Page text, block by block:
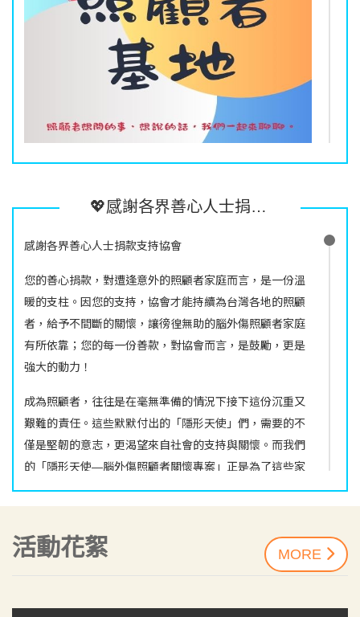
再親密的家人、朋友,也不見得了解我們的心情,每位照顧者
所承受的壓力不同,面臨的難關也不一樣,既然如此,誰能接
住照顧者時而無助、時而脆弱的心靈?
「照顧者基地」或許不能解決您所面臨的難題,但可以為您
您一點鼓勵與能量,在照顧路上互相扶持。
收聽連結：https://linktr.ee/tbip
💖感謝各界善心人士捐款支持協會 💖您的每一份善款，對協會而言，是鼓勵，更是強大的動力！
感謝各界善心人士捐款支持協會
您的善心捐款，對遭逢意外的照顧者家庭而言，是一份溫
暖的支柱。因您的支持，協會才能持續為台灣各地的照顧
者，給予不間斷的關懷，讓徬徨無助的腦外傷照顧者家庭
有所依靠；您的每一份善款，對協會而言，是鼓勵，更是
強大的動力！
成為照顧者，往往是在毫無準備的情況下接下這份沉重又
艱難的責任。這些默默付出的「隱形天使」們，需要的不
僅是堅韌的意志，更渴望來自社會的支持與關懷。而我們
的「隱形天使—腦外傷照顧者關懷專案」正是為了這些家
庭而設，期待每一位善心人士的支持，讓關懷得以延續，
愛心得以傳遞。您的定期定額捐款，將為這些家庭注入更
多的力量與希望。
我們深知，作為小型社福機構，運營並非易事，但我們始
外傷家庭，用關懷與行動讓意外的傷害不再孤單。即使面
活動花絮 MORE